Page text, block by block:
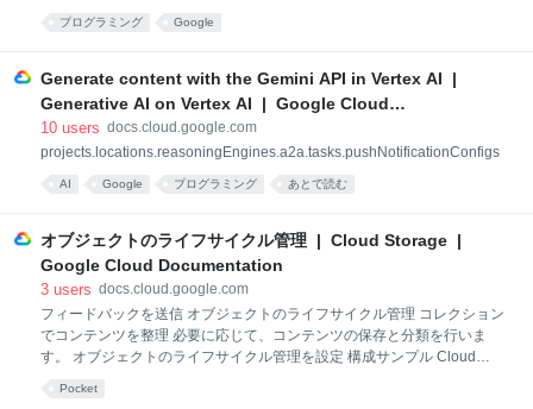
チモーダルとは、プロンプトで複数のモダリティ（入力タイプ）を使用
できることを示します。マルチモーダルではないモデルは、テキストの
画などがあります。 Google Cloud アカウントを作成して開始する
Vertex AI で Gemini API の使用を開始するには、 Google Cloud アカウ
ントを作成します。 アカウントを作成したら、このドキュメントを使用
スの本文、リクエストのサンプルを確認して
プログラミング Google
Generate content with the Gemini API in Vertex AI |
Generative AI on Vertex AI | Google Cloud
Documentation
10 users docs.cloud.google.com
projects.locations.reasoningEngines.a2a.tasks.pushNotificationConfigs
AI Google プログラミング あとで読む
オブジェクトのライフサイクル管理 | Cloud Storage |
Google Cloud Documentation
3 users docs.cloud.google.com
フィードバックを送信 オブジェクトのライフサイクル管理 コレクション
でコンテンツを整理 必要に応じて、コンテンツの保存と分類を行いま
す。 オブジェクトのライフサイクル管理を設定 構成サンプル Cloud
Pocket